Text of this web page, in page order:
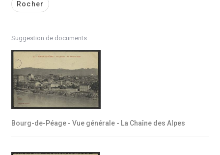
Rocher
Suggestion de documents
Bourg-de-Péage - Vue générale - La Chaîne des Alpes